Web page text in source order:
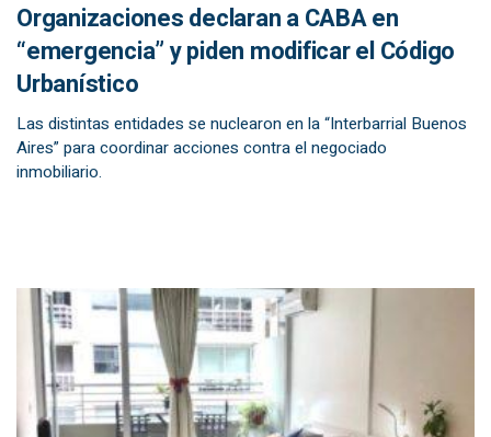
Organizaciones declaran a CABA en
“emergencia” y piden modificar el Código
Urbanístico
Las distintas entidades se nuclearon en la “Interbarrial Buenos
Aires” para coordinar acciones contra el negociado
inmobiliario.